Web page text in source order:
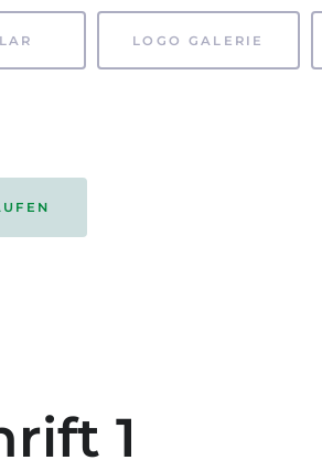
LOGO GALERIE
1